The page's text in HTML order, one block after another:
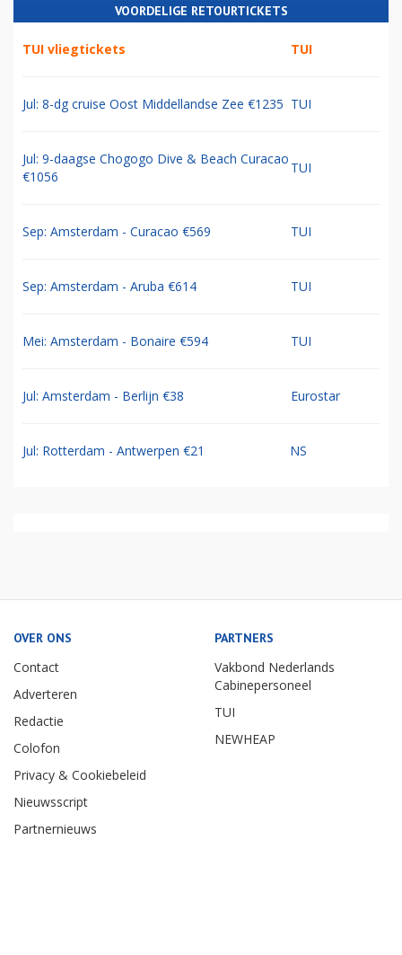
VOORDELIGE RETOURTICKETS
TUI vliegtickets TUI
Jul: 8-dg cruise Oost Middellandse Zee €1235 TUI
Jul: 9-daagse Chogogo Dive & Beach Curacao
€1056
TUI
Sep: Amsterdam - Curacao €569 TUI
Sep: Amsterdam - Aruba €614 TUI
Mei: Amsterdam - Bonaire €594 TUI
Jul: Amsterdam - Berlijn €38 Eurostar
Jul: Rotterdam - Antwerpen €21 NS
OVER ONS
Contact
Adverteren
Redactie
Colofon
Privacy & Cookiebeleid
Nieuwsscript
Partnernieuws
PARTNERS
Vakbond Nederlands
Cabinepersoneel
TUI
NEWHEAP